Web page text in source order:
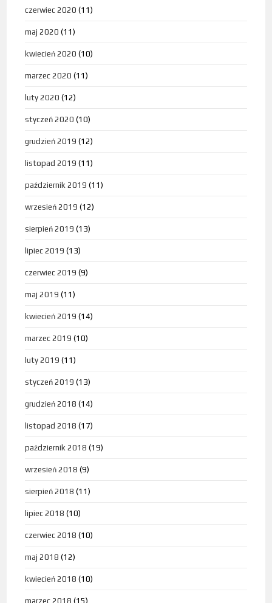
czerwiec 2020 (11)
maj 2020 (11)
kwiecień 2020 (10)
marzec 2020 (11)
luty 2020 (12)
styczeń 2020 (10)
grudzień 2019 (12)
listopad 2019 (11)
październik 2019 (11)
wrzesień 2019 (12)
sierpień 2019 (13)
lipiec 2019 (13)
czerwiec 2019 (9)
maj 2019 (11)
kwiecień 2019 (14)
marzec 2019 (10)
luty 2019 (11)
styczeń 2019 (13)
grudzień 2018 (14)
listopad 2018 (17)
październik 2018 (19)
wrzesień 2018 (9)
sierpień 2018 (11)
lipiec 2018 (10)
czerwiec 2018 (10)
maj 2018 (12)
kwiecień 2018 (10)
marzec 2018 (15)